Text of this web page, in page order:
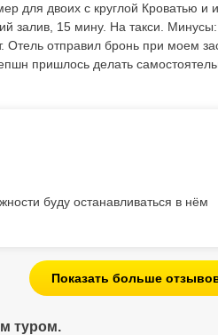
для двоих с круглой Кроватью и
залив, 15 мину. На такси.
Отель отправил бронь при моем
пришлось делать
буду останавливаться в нём
Показать больше
туром.